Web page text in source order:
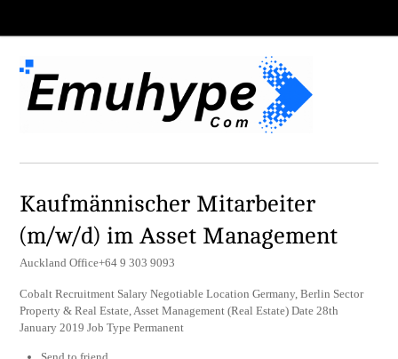
Kaufmännischer Mitarbeiter
(m/w/d) im Asset Management
Auckland Office+64 9 303 9093
Cobalt Recruitment Salary Negotiable Location Germany, Berlin Sector
Property & Real Estate, Asset Management (Real Estate) Date 28th
January 2019 Job Type Permanent